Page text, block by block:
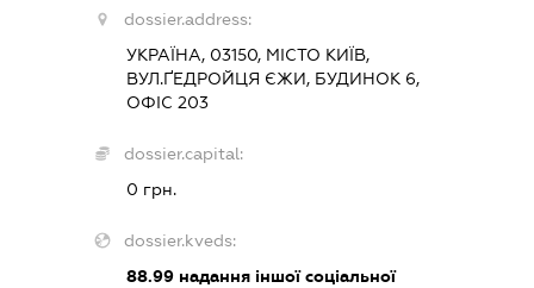
dossier.address:
УКРАЇНА, 03150, МІСТО КИЇВ,
ВУЛ.ҐЕДРОЙЦЯ ЄЖИ, БУДИНОК 6,
ОФІС 203
dossier.capital:
0 грн.
dossier.kveds:
88.99 надання іншої соціальної